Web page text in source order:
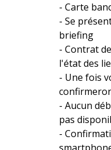
- Carte
- Se
briefing
- Contrat
l'état des
- Une fois
- Aucun
pas
-